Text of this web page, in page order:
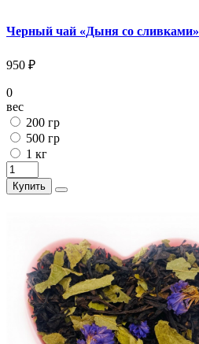
Черный чай «Дыня со сливками»
950 ₽
0
вес
200 гр
500 гр
1 кг
Купить